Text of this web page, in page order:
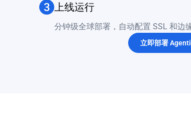
3 上线运行
分钟级全球部署，自动配置 SSL 和边
立即部署